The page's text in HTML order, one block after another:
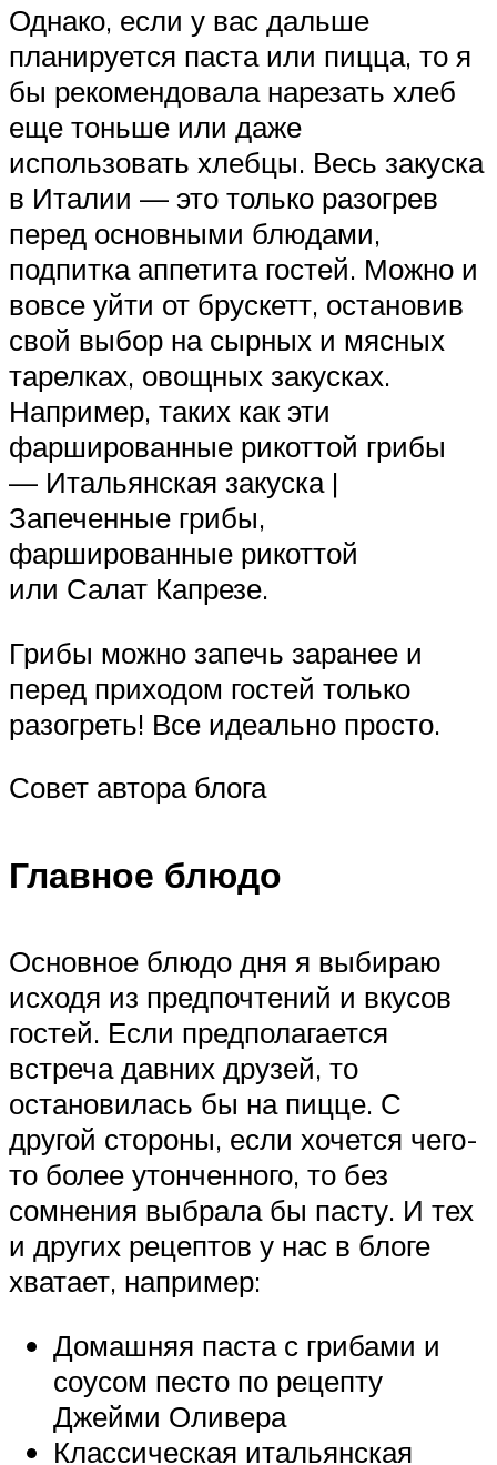
Однако, если у вас дальше
планируется паста или пицца, то я
бы рекомендовала нарезать хлеб
еще тоньше или даже
использовать хлебцы. Весь закуска
в Италии — это только разогрев
перед основными блюдами,
подпитка аппетита гостей. Можно и
вовсе уйти от брускетт, остановив
свой выбор на сырных и мясных
тарелках, овощных закусках.
Например, таких как эти
фаршированные рикоттой грибы
— Итальянская закуска |
Запеченные грибы,
фаршированные рикоттой
или Салат Капрезе.
Грибы можно запечь заранее и
перед приходом гостей только
разогреть! Все идеально просто.
Совет автора блога
Главное блюдо
Основное блюдо дня я выбираю
исходя из предпочтений и вкусов
гостей. Если предполагается
встреча давних друзей, то
остановилась бы на пицце. С
другой стороны, если хочется чего-
то более утонченного, то без
сомнения выбрала бы пасту. И тех
и других рецептов у нас в блоге
хватает, например:
Домашняя паста с грибами и
соусом песто по рецепту
Джейми Оливера
Классическая итальянская